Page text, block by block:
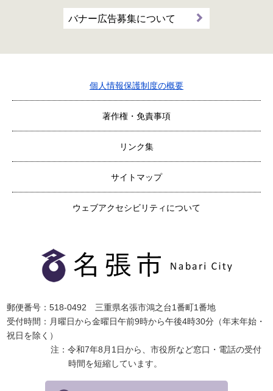
バナー広告募集について
個人情報保護制度の概要
著作権・免責事項
リンク集
サイトマップ
ウェブアクセシビリティについて
郵便番号：518-0492 三重県名張市鴻之台1番町1番地
受付時間：月曜日から金曜日午前9時から午後4時30分（年末年始・
祝日を除く）
注：令和7年8月1日から、市役所など窓口・電話の受付
時間を短縮しています。